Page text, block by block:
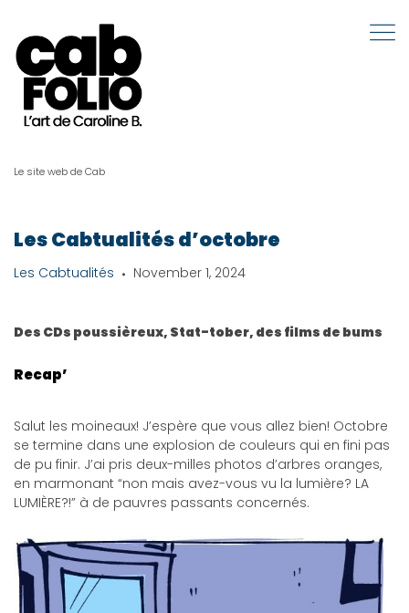
Le site web de Cab
Les Cabtualités d’octobre
Les Cabtualités November 1, 2024
Des CDs poussièreux, Stat-tober, des films de bums
Recap’
Salut les moineaux! J’espère que vous allez bien! Octobre
se termine dans une explosion de couleurs qui en fini pas
de pu finir. J’ai pris deux-milles photos d’arbres oranges,
en marmonant “non mais avez-vous vu la lumière? LA
LUMIÈRE?!” à de pauvres passants concernés.